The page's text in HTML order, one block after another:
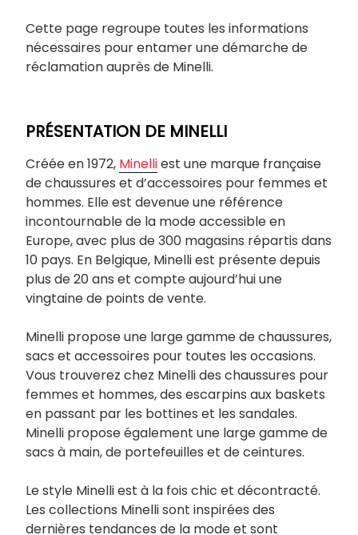
Cette page regroupe toutes les informations
nécessaires pour entamer une démarche de
réclamation auprès de Minelli.
PRÉSENTATION DE MINELLI
Créée en 1972, Minelliest une marque française
de chaussures et d’accessoires pour femmes et
hommes. Elle est devenue une référence
incontournable de la mode accessible en
Europe, avec plus de 300 magasins répartis dans
10 pays. En Belgique, Minelli est présente depuis
plus de 20 ans et compte aujourd’hui une
vingtaine de points de vente.
Minelli propose une large gamme de chaussures,
sacs et accessoires pour toutes les occasions.
Vous trouverez chez Minelli des chaussures pour
femmes et hommes, des escarpins aux baskets
en passant par les bottines et les sandales.
Minelli propose également une large gamme de
sacs à main, de portefeuilles et de ceintures.
Le style Minelli est à la fois chic et décontracté.
Les collections Minelli sont inspirées des
dernières tendances de la mode et sont